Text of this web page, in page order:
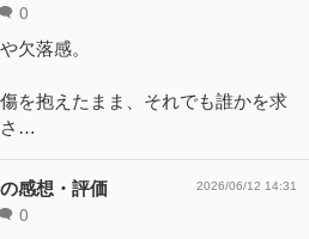
0
欠落感。
を抱えたまま、それでも誰かを求
さ…
感想・評価
0
2026/06/12 14:31